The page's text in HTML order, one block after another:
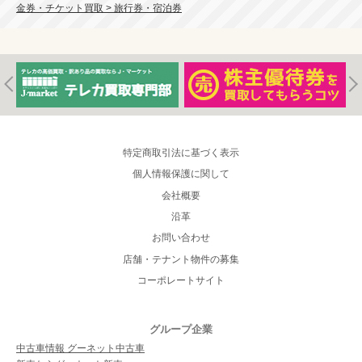
金券・チケット買取 > 旅行券・宿泊券
特定商取引法に基づく表示
個人情報保護に関して
会社概要
沿革
お問い合わせ
店舗・テナント物件の募集
コーポレートサイト
グループ企業
中古車情報 グーネット中古車